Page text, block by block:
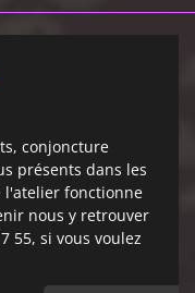
conjoncture
présents dans les
l'atelier fonctionne
nous y retrouver
55, si vous voulez